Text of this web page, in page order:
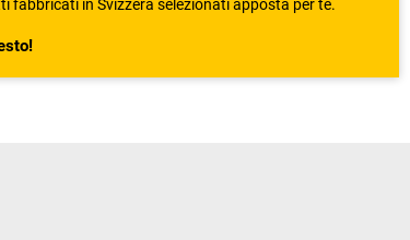
fabbricati in Svizzera selezionati apposta per te.